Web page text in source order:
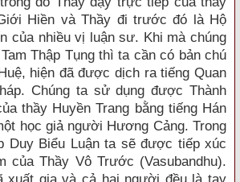
Hiền và Thầy đi trước đó là Hộ
của nhiều vị luận sư. Khi mà chúng
Thập Tụng thì ta cần có bản chú
hiện đã được dịch ra tiếng Quan
Chúng ta sử dụng được Thành
thầy Huyền Trang bằng tiếng Hán
học giả người Hương Cảng. Trong
Duy Biểu Luận ta sẽ được tiếp xúc
của Thầy Vô Trước (Vasubandhu).